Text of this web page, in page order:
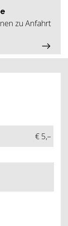
€ 5,–
zu Anfahrt